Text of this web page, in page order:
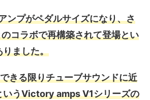
プがペダルサイズになり、さ
コラボで再構築されて登場とい
りました。
きる限りチューブサウンドに近
いうVictory amps V1シリーズの